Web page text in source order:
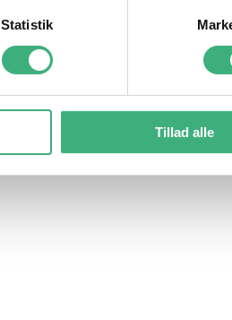
Statistik
Tillad alle